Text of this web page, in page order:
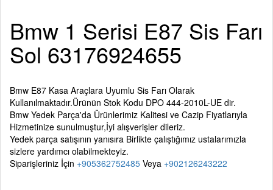
Bmw 1 Serisi E87 Sis Farı
Sol 63176924655
Bmw E87 Kasa Araçlara Uyumlu Sis Farı Olarak
Kullanılmaktadır.Ürünün Stok Kodu DPO 444-2010L-UE dir.
Bmw Yedek Parça'da Ürünlerimiz Kalitesi ve Cazip Fiyatlarıyla
Hizmetinize sunulmuştur,İyi alışverişler dileriz.
Yedek parça satışının yanısıra Birlikte çalıştığımız ustalarımızla
sizlere yardımcı olabilmekteyiz.
Siparişleriniz İçin +905362752485 Veya +902126243222